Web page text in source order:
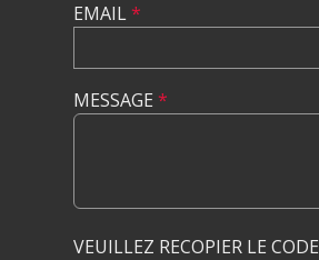
EMAIL*
MESSAGE *
VEUILLEZ RECOPIER LE CODE